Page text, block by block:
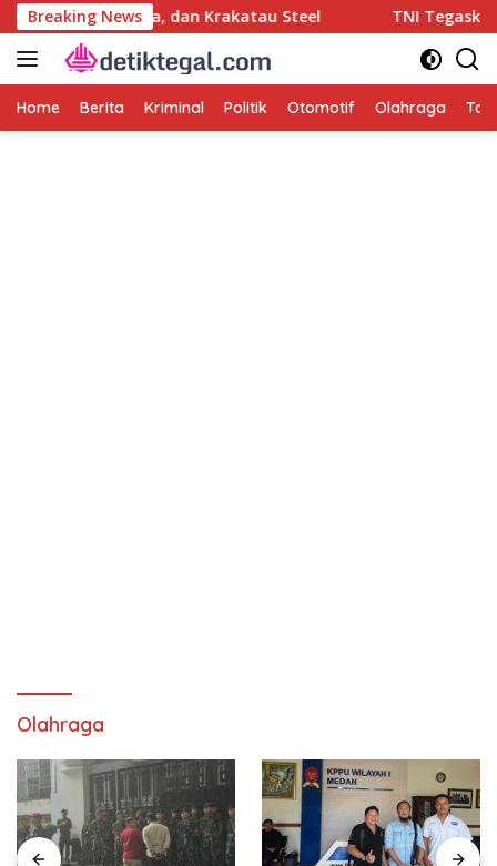
Langsung
ke
konten
Breaking News
Jiwasraya, dan Krakatau Steel TNI Tegaskan
Home Berita Kriminal Politik Otomotif Olahraga
Olahraga